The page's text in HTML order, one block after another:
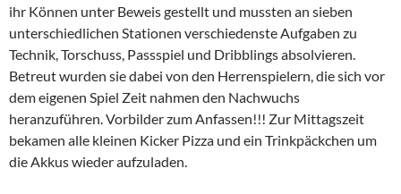
ihr Können unter Beweis gestellt und mussten an sieben
unterschiedlichen Stationen verschiedenste Aufgaben zu
Technik, Torschuss, Passspiel und Dribblings absolvieren.
Betreut wurden sie dabei von den Herrenspielern, die sich vor
dem eigenen Spiel Zeit nahmen den Nachwuchs
heranzuführen. Vorbilder zum Anfassen!!! Zur Mittagszeit
bekamen alle kleinen Kicker Pizza und ein Trinkpäckchen um
die Akkus wieder aufzuladen.